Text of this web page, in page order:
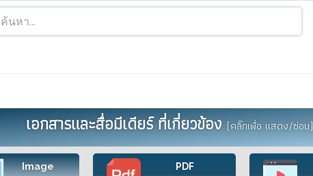
เอกสารและสื่อมีเดียร์ ที่เกี่ยวข้อง(คลิ๊กเพื่อ แสดง/ซ่อน)
Image
PDF